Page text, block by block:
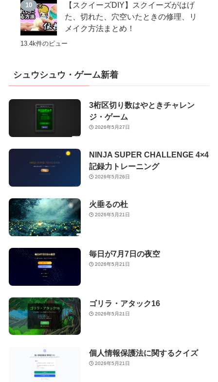
【スクイーズDIY】スクイーズがはげ
た、切れた、穴空いたときの修理、リ
メイク方法まとめ！
13.4k件のビュー
シュウシュウ・ゲーム新着
3桁区切り数はやときチャレン
ジ・ゲーム
2026年5月27日
NINJA SUPER CHALLENGE 4×4
記録力トレーニング
2026年5月26日
火垂るの杜
2026年5月21日
毎日が7月7日の夜空
2026年5月21日
ゴリラ・アタック16
2026年5月21日
個人情報保護法に関するクイズ
2026年5月21日